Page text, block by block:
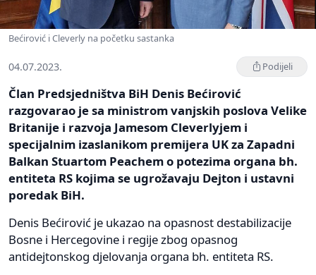
Bećirović i Cleverly na početku sastanka
04.07.2023. Podijeli
Član Predsjedništva BiH Denis Bećirović
razgovarao je sa ministrom vanjskih poslova Velike
Britanije i razvoja Jamesom Cleverlyjem i
specijalnim izaslanikom premijera UK za Zapadni
Balkan Stuartom Peachem o potezima organa bh.
entiteta RS kojima se ugrožavaju Dejton i ustavni
poredak BiH.
Denis Bećirović je ukazao na opasnost destabilizacije
Bosne i Hercegovine i regije zbog opasnog
antidejtonskog djelovanja organa bh. entiteta RS.